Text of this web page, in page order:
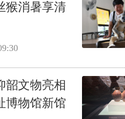
猴消暑享清
韶文物亮相
博物馆新馆